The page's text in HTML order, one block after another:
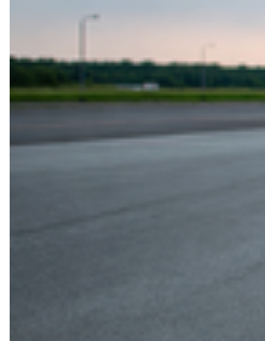
Login
Dienstleistungsportal "e-HOST"
Studien- und Prüfungsportal (SuP)